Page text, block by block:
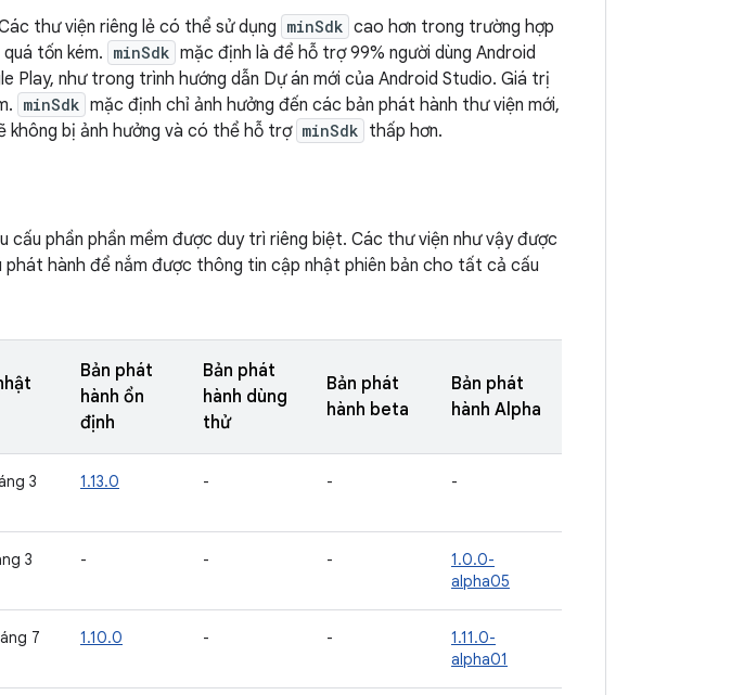
thư viện riêng lẻ có thể sử dụng minSdk cao hơn trong trường hợp
tốn kém. minSdk mặc định là để hỗ trợ 99% người dùng Android
Play, như trong trình hướng dẫn Dự án mới của Android Studio. Giá trị
minSdk mặc định chỉ ảnh hưởng đến các bản phát hành thư viện mới,
không bị ảnh hưởng và có thể hỗ trợ minSdk thấp hơn.
cấu phần phần mềm được duy trì riêng biệt. Các thư viện như vậy được
phát hành để nắm được thông tin cập nhật phiên bản cho tất cả cấu
Bản phát
hành ổn
định
Bản phát
hành dùng
thử
Bản phát
hành beta
Bản phát
hành Alpha
3
1.13.0 - - -
3
- - -
1.0.0-
alpha05
7
1.10.0 - -
1.11.0-
alpha01